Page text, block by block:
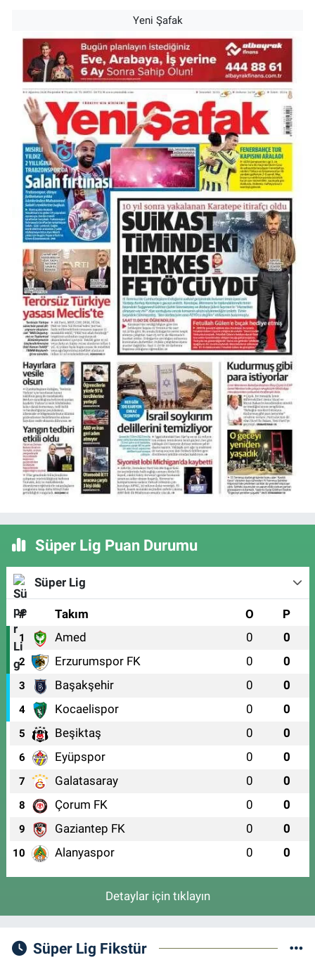
Yeni Şafak
Süper Lig Puan Durumu
Süper Lig
# Takım O P
1 Amed 0 0
2 Erzurumspor FK 0 0
3 Başakşehir 0 0
4 Kocaelispor 0 0
5 Beşiktaş 0 0
6 Eyüpspor 0 0
7 Galatasaray 0 0
8 Çorum FK 0 0
9 Gaziantep FK 0 0
10 Alanyaspor 0 0
Detaylar için tıklayın
Süper Lig Fikstür